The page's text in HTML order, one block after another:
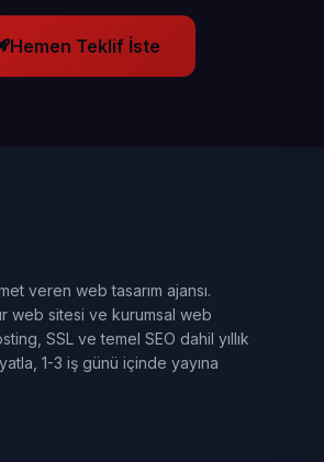
Hemen Teklif İste
veren web tasarım ajansı.
web sitesi ve kurumsal web
SSL ve temel SEO dahil yıllık
1-3 iş günü içinde yayına